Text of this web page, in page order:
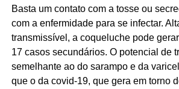
Basta um contato com a tosse ou
com a enfermidade para se infectar.
transmissível, a coqueluche pode
17 casos secundários. O potencial de
semelhante ao do sarampo e da
que o da covid-19, que gera em torno